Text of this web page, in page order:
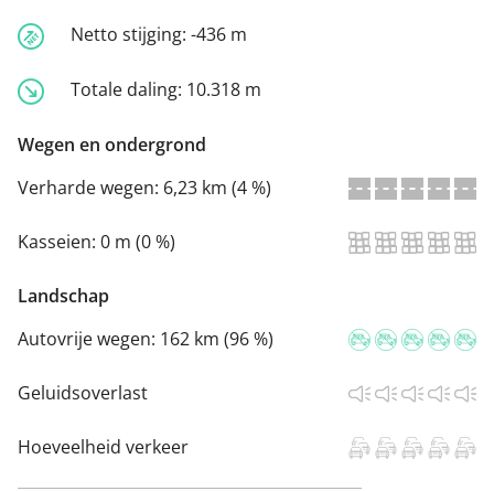
Netto stijging: -436 m
Totale daling: 10.318 m
Wegen en ondergrond
Verharde wegen: 6,23 km (4 %)
Kasseien: 0 m (0 %)
Landschap
Autovrije wegen: 162 km (96 %)
Geluidsoverlast
Hoeveelheid verkeer